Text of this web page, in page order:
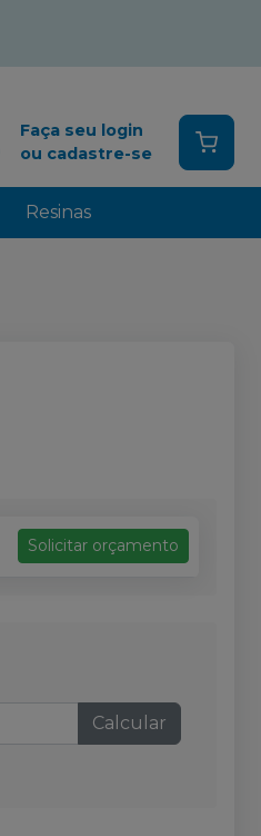
Faça seu login
ou cadastre-se
Resinas
Solicitar orçamento
Calcular